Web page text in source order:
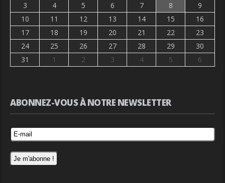
3
4 5 6 7 8
9
10
11 12 13 14 15
16
17
18 19 20 21 22
23
24
25 26 27 28 29
30
31
1 2 3 4 5 6
ABONNEZ-VOUS À NOTRE NEWSLETTER